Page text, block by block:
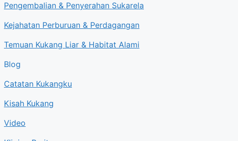
Pengembalian & Penyerahan Sukarela
Kejahatan Perburuan & Perdagangan
Temuan Kukang Liar & Habitat Alami
Blog
Catatan Kukangku
Kisah Kukang
Video